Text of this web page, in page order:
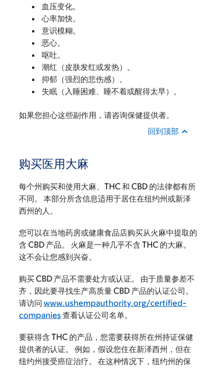
血压变化。
心率加快。
意识模糊。
恶心。
呕吐。
潮红（皮肤发红或发热）。
抑郁（强烈的悲伤感）。
失眠（入睡困难、睡不着或醒得太早）。
如果您担心这些副作用，请咨询保健提供者。
回到顶部
购买医用大麻
每个州购买和使用大麻、THC 和 CBD 的法律都有所
不同。 本部分所含信息适用于居住在纽约州或新泽
西州的人。
您可以在当地药房或健康食品店购买从火麻中提取的
含 CBD 产品。 火麻是一种几乎不含 THC 的大麻。
这不会让您感到兴奋。
购买 CBD 产品不需要处方或认证。 由于质量参差不
齐，因此要寻找生产高质量 CBD 产品的认证公司。
请访问 www.ushempauthority.org/certified-
companies 查看认证公司名单。
要获得含 THC 的产品，您需要获得所在州持证保健
提供者的认证。 例如，假设您住在新泽西州，但在
纽约州接受癌症治疗。 在这种情况下，纽约州的保